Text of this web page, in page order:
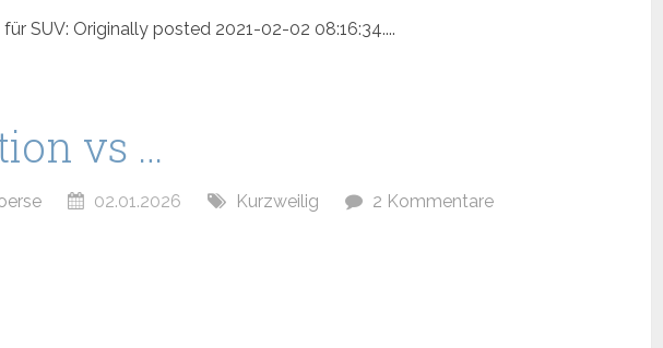
SUV: Originally posted 2021-02-02 08:16:34....
vs …
02.01.2026 Kurzweilig 2 Kommentare